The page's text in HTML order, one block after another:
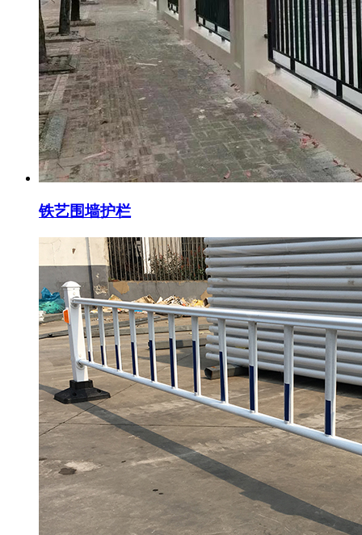
铁艺围墙护栏